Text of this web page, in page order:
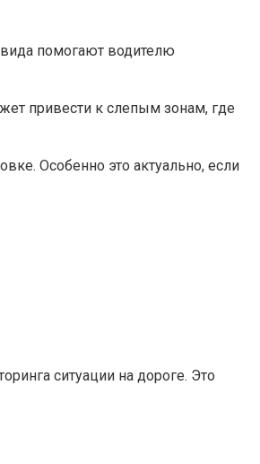
помогают водителю
привести к слепым зонам, где
Особенно это актуально, если
ситуации на дороге. Это